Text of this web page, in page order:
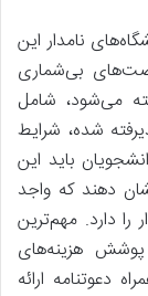
نامدار این
بی‌شماری
می‌شود، شامل
شده، شرایط
باید این
دهند که واجد
دارد. مهم‌ترین
پوشش هزینه‌های
دعوتنامه ارائه